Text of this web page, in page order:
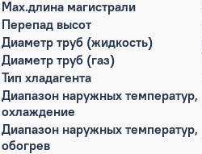
Max.длина магистрали
Перепад высот
Диаметр труб (жидкость)
Диаметр труб (газ)
Тип хладагента
Диапазон наружных температур,
охлаждение
Диапазон наружных температур,
обогрев